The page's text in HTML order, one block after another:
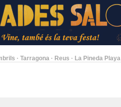
· Tarragona · Reus · La Pineda Playa